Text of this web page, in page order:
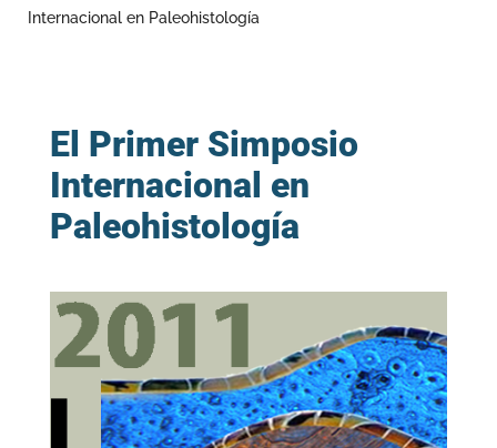
Internacional en Paleohistología
El Primer Simposio
Internacional en
Paleohistología